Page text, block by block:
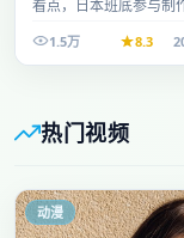
看点，日本班底参与制
观看。
1.5万 8.3
热门视频
动漫